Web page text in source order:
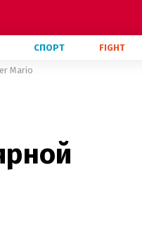
СПОРТ FIGHT
Mario